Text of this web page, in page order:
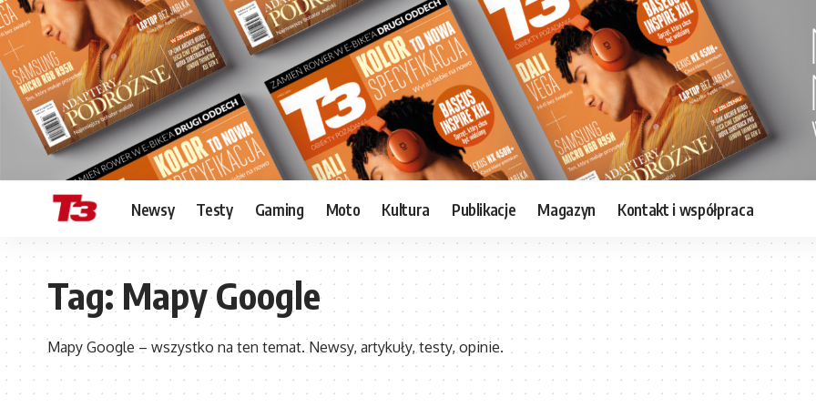
Newsy Testy Gaming Moto Kultura Publikacje Magazyn Kontakt i współpraca
Tag:Mapy Google
Mapy Google – wszystko na ten temat. Newsy, artykuły, testy, opinie.